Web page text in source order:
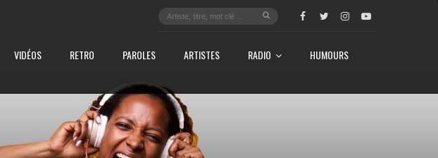
VIDÉOS RETRO PAROLES ARTISTES RADIO HUMOURS